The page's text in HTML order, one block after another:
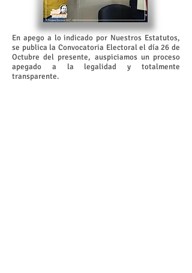
En apego a lo indicado por Nuestros Estatutos,
se publica la Convocatoria Electoral el día 26 de
Octubre del presente, auspiciamos un proceso
apegado a la legalidad y totalmente
transparente.